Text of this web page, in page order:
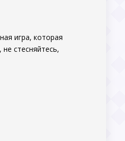
игра, которая
стесняйтесь,